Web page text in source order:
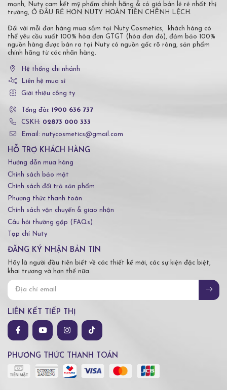
mạnh, Nuty cam kết mỹ phẩm chính hãng & có giá bán lẻ rẻ nhất thị
trường, Ở ĐÂU RẺ HƠN NUTY HOÀN TIỀN CHÊNH LỆCH.
Đối với mỗi đơn hàng mua sắm tại Nuty Cosmetics, khách hàng có
thể yêu cầu xuất 100% hóa đơn GTGT (hóa đơn đỏ), đảm bảo 100%
nguồn hàng được bán ra tại Nuty có nguồn gốc rõ ràng, sản phẩm
chính hãng từ các nhãn hàng.
Hệ thống chi nhánh
Liên hệ mua sỉ
Giới thiệu công ty
Tổng đài: 1900 636 737
CSKH: 02873 000 333
Email: nutycosmetics@gmail.com
HỖ TRỢ KHÁCH HÀNG
Hướng dẫn mua hàng
Chính sách bảo mật
Chính sách đổi trả sản phẩm
Phương thức thanh toán
Chính sách vận chuyển & giao nhận
Câu hỏi thường gặp (FAQs)
Tạp chí Nuty
ĐĂNG KÝ NHẬN BẢN TIN
Hãy là người đầu tiên biết về các thiết kế mới, các sự kiện đặc biệt,
khai trương và hơn thế nữa.
LIÊN KẾT TIẾP THỊ
PHƯƠNG THỨC THANH TOÁN